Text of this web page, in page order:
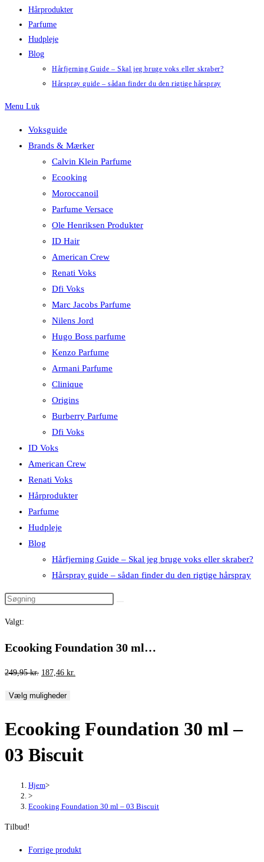
Hårprodukter
Parfume
Hudpleje
Blog
Hårfjerning Guide – Skal jeg bruge voks eller skraber?
Hårspray guide – sådan finder du den rigtige hårspray
Menu Luk
Voksguide
Brands & Mærker
Calvin Klein Parfume
Ecooking
Moroccanoil
Parfume Versace
Ole Henriksen Produkter
ID Hair
American Crew
Renati Voks
Dfi Voks
Marc Jacobs Parfume
Nilens Jord
Hugo Boss parfume
Kenzo Parfume
Armani Parfume
Clinique
Origins
Burberry Parfume
Dfi Voks
ID Voks
American Crew
Renati Voks
Hårprodukter
Parfume
Hudpleje
Blog
Hårfjerning Guide – Skal jeg bruge voks eller skraber?
Hårspray guide – sådan finder du den rigtige hårspray
Valgt:
Ecooking Foundation 30 ml…
249,95kr. Den
pris
249,95 kr..
187,46 kr.
187,46 kr..
Vælg muligheder
Ecooking Foundation 30 ml –
03 Biscuit
Hjem>
>
Ecooking Foundation 30 ml – 03 Biscuit
Tilbud!
Forrige produkt